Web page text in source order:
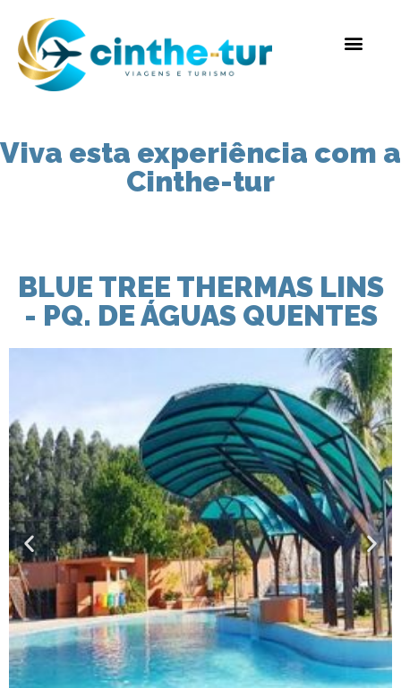
Viva esta experiência com a
Cinthe-tur
BLUE TREE THERMAS LINS
- PQ. DE ÁGUAS QUENTES